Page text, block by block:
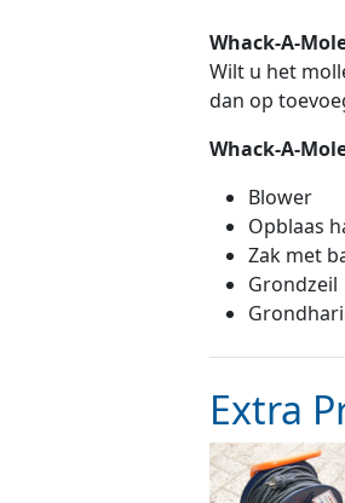
Whack-A-
Wilt u het
dan op
Whack-A-
Blower
Opblaas
Zak met
Grondzeil
Extra